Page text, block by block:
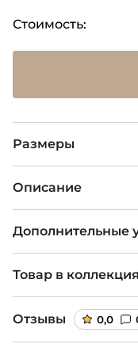
Стоимость:
Размеры
Описание
Дополнительные
Товар в
Отзывы 0,0